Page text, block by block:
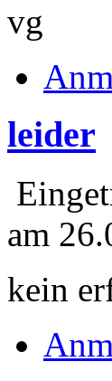
vg
leider
am
kein